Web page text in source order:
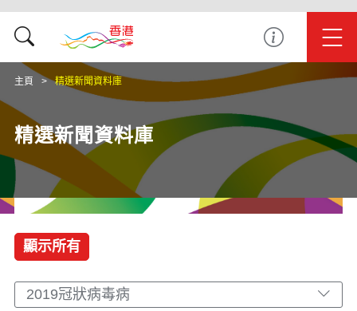
主頁 精選新聞資料庫
精選新聞資料庫
顯示所有
2019冠狀病毒病